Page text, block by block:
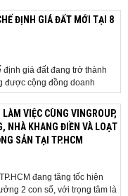
ĐỊNH GIÁ ĐẤT MỚI TẠI 8
giá đất đang trở thành
được cộng đồng doanh
cơ quan quản lý đặc biệt
tiếp đến quá trình triển khai
phát triển ổn định của...
VIỆC CÙNG VINGROUP,
NHÀ KHANG ĐIỀN VÀ LOẠT
SẢN TẠI TP.HCM
đang tăng tốc hiện
2 con số, với trọng tâm là